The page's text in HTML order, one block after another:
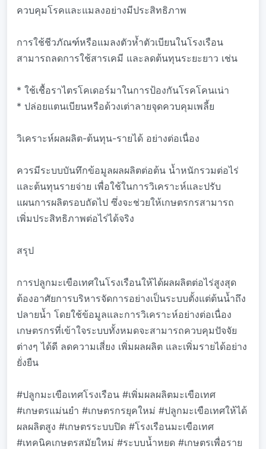
ควบคุมโรคและแมลงอย่างมีประสิทธิภาพ
การใช้ชีวภัณฑ์หรือแมลงตัวห้ำตัวเบียนในโรงเรือน
สามารถลดการใช้สารเคมี และลดต้นทุนระยะยาว เช่น
* ใช้เชื้อราไตรโคเดอร์มาในการป้องกันโรคโคนเน่า
* ปล่อยแตนเบียนหรือด้วงเต่าลายจุดควบคุมเพลี้ย
วิเคราะห์ผลผลิต-ต้นทุน-รายได้ อย่างต่อเนื่อง
ควรมีระบบบันทึกข้อมูลผลผลิตต่อต้น น้ำหนักรวมต่อไร่
และต้นทุนรายจ่าย เพื่อใช้ในการวิเคราะห์และปรับ
แผนการผลิตรอบถัดไป ซึ่งจะช่วยให้เกษตรกรสามารถ
เพิ่มประสิทธิภาพต่อไร่ได้จริง
สรุป
การปลูกมะเขือเทศในโรงเรือนให้ได้ผลผลิตต่อไร่สูงสุด
ต้องอาศัยการบริหารจัดการอย่างเป็นระบบตั้งแต่ต้นน้ำถึง
ปลายน้ำ โดยใช้ข้อมูลและการวิเคราะห์อย่างต่อเนื่อง
เกษตรกรที่เข้าใจระบบทั้งหมดจะสามารถควบคุมปัจจัย
ต่างๆ ได้ดี ลดความเสี่ยง เพิ่มผลผลิต และเพิ่มรายได้อย่าง
ยั่งยืน
#ปลูกมะเขือเทศโรงเรือน #เพิ่มผลผลิตมะเขือเทศ
#เกษตรแม่นยำ #เกษตรกรยุคใหม่ #ปลูกมะเขือเทศให้ได้
ผลผลิตสูง #เกษตรระบบปิด #โรงเรือนมะเขือเทศ
#เทคนิคเกษตรสมัยใหม่ #ระบบน้ำหยด #เกษตรเพื่อราย